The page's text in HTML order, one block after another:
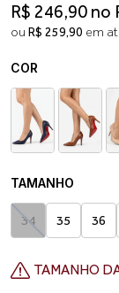
R$ 246,90 no
ou R$ 259,90 em
COR
TAMANHO
34 35 36
TAMANHO